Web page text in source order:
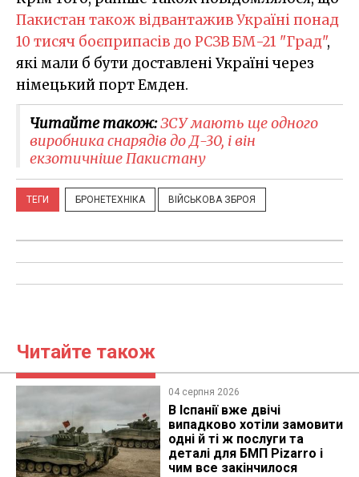
Пакистан також відвантажив Україні понад
10 тисяч боєприпасів до РСЗВ БМ-21 "Град",
які мали б бути доставлені Україні через
німецький порт Емден.
Читайте також:ЗСУ мають ще одного
виробника снарядів до Д-30, і він
екзотичніше Пакистану
ТЕГИ БРОНЕТЕХНІКА ВІЙСЬКОВА ЗБРОЯ
Читайте також
04 серпня 2026
В Іспанії вже двічі
випадково хотіли замовити
одні й ті ж послуги та
деталі для БМП Pizarro і
чим все закінчилося